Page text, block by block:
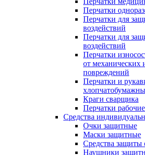
Перчатки
Перчатки для
воздействий
Перчатки для
воздействий
Перчатки
от механических
повреждений
Перчатки и
Краги сварщика
Перчатки
Средства
Очки защитные
Маски защитные
Средства защиты
Наушники